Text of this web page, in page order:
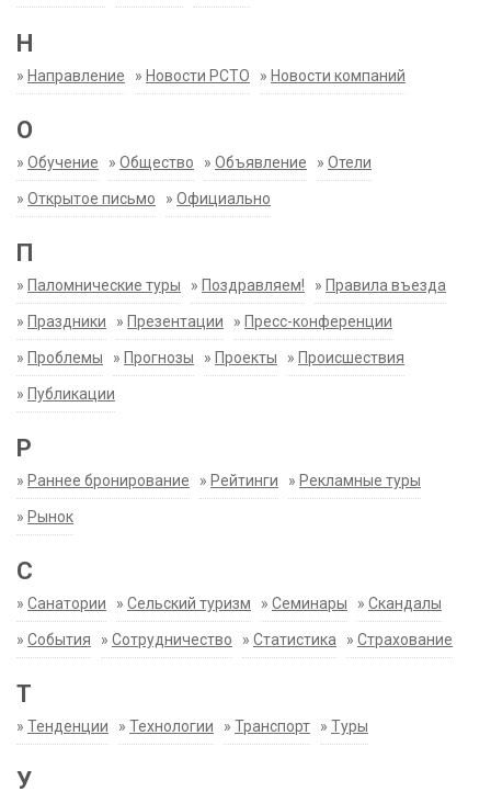
Н
» Направление » Новости РСТО » Новости компаний
О
» Обучение » Общество » Объявление » Отели
» Открытое письмо » Официально
П
» Паломнические туры » Поздравляем! » Правила въезда
» Праздники » Презентации » Пресс-конференции
» Проблемы » Прогнозы » Проекты » Происшествия
» Публикации
Р
» Раннее бронирование » Рейтинги » Рекламные туры
» Рынок
С
» Санатории » Сельский туризм » Семинары » Скандалы
» События » Сотрудничество » Статистика » Страхование
Т
» Тенденции » Технологии » Транспорт » Туры
У